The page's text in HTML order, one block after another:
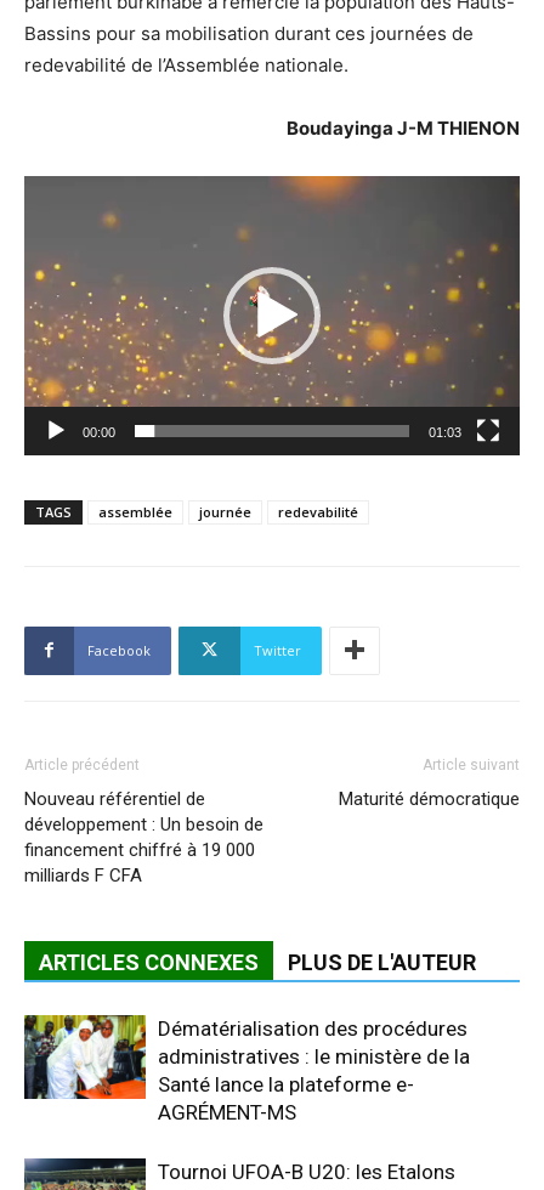
Bassins pour sa mobilisation durant ces journées de
redevabilité de l’Assemblée nationale.
Boudayinga J-M THIENON
Lecteur
00:00 01:03
TAGS assemblée journée redevabilité
Facebook Twitter
Article précédent
Nouveau référentiel de
développement : Un besoin de
financement chiffré à 19 000
milliards F CFA
Article suivant
Maturité démocratique
ARTICLES CONNEXES PLUS DE L'AUTEUR
Dématérialisation des procédures
administratives : le ministère de la
Santé lance la plateforme e-
AGRÉMENT-MS
Tournoi UFOA-B U20: les Etalons